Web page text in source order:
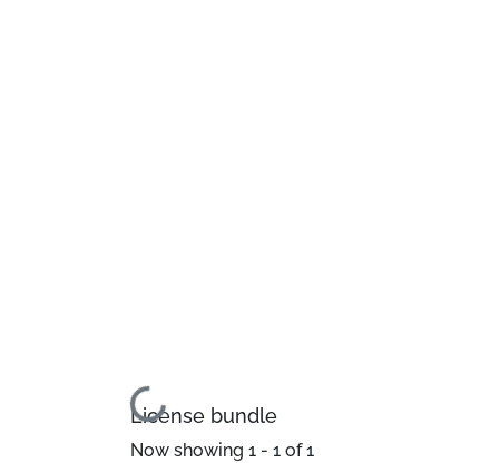
Loading...
License bundle
Now showing 1 - 1 of 1